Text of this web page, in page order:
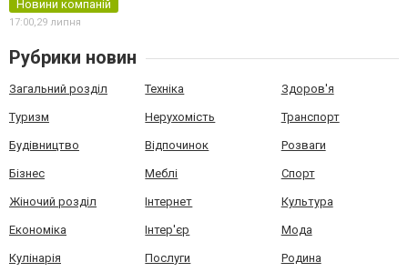
Новини компаній
17:00,29 липня
Рубрики новин
Загальний розділ Техніка Здоров'я
Туризм Нерухомість Транспорт
Будівництво Відпочинок Розваги
Бізнес Меблі Спорт
Жіночий розділ Інтернет Культура
Економіка Інтер'єр Мода
Кулінарія Послуги Родина